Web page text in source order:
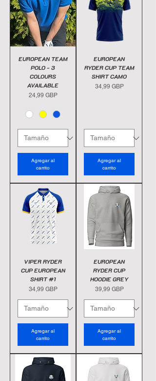
EUROPEAN TEAM
POLO - 3
COLOURS
AVAILABLE
Precio
24,99 GBP
Agregar al
carrito
EUROPEAN
RYDER CUP TEAM
SHIRT CAMO
Precio
34,99 GBP
Agregar al
carrito
VIPER RYDER
CUP EUROPEAN
SHIRT #1
Precio
34,99 GBP
Agregar al
carrito
EUROPEAN
RYDER CUP
HOODIE GREY
Precio
39,99 GBP
Agregar al
carrito